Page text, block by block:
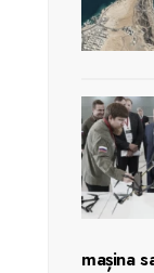
mașina